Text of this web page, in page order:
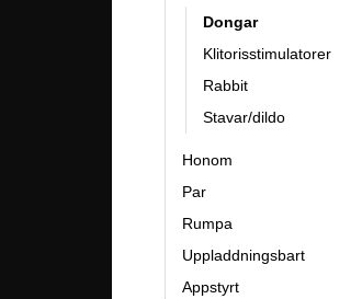
Dongar
Klitorisstimulatorer
Rabbit
Stavar/dildo
Honom
Par
Rumpa
Uppladdningsbart
Appstyrt